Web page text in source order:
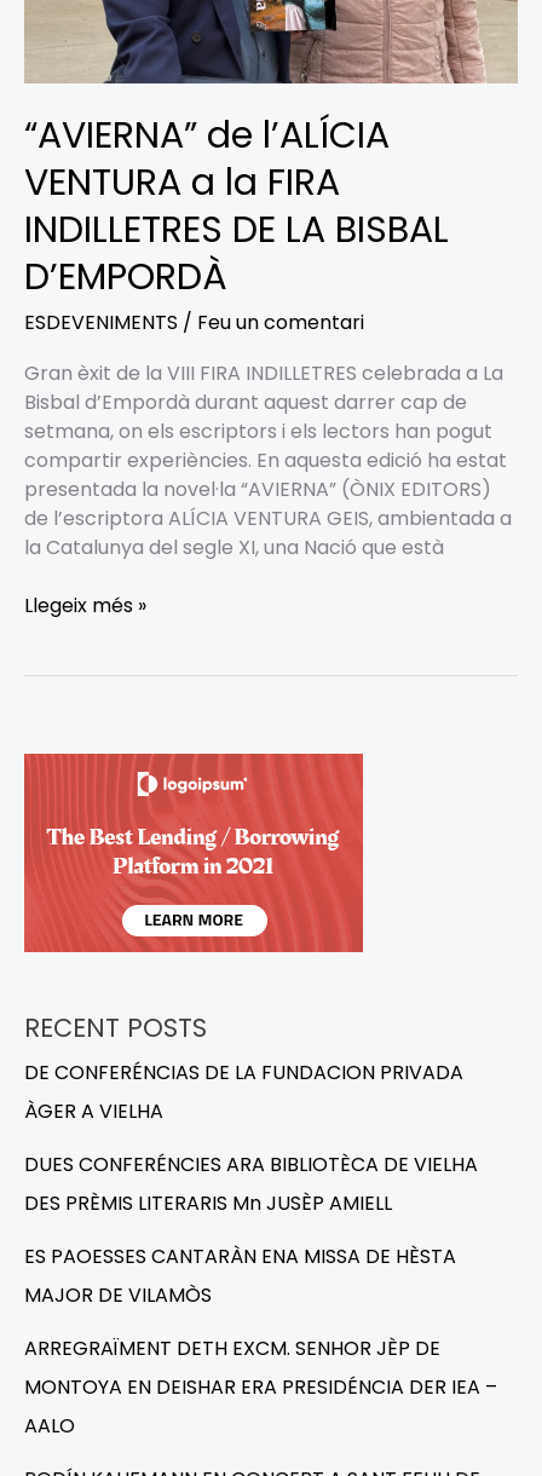
“AVIERNA” de l’ALÍCIA
VENTURA a la FIRA
INDILLETRES DE LA BISBAL
D’EMPORDÀ
ESDEVENIMENTS / Feu un comentari
Gran èxit de la VIII FIRA INDILLETRES celebrada a La
Bisbal d’Empordà durant aquest darrer cap de
setmana, on els escriptors i els lectors han pogut
compartir experiències. En aquesta edició ha estat
presentada la novel·la “AVIERNA” (ÒNIX EDITORS)
de l’escriptora ALÍCIA VENTURA GEIS, ambientada a
la Catalunya del segle XI, una Nació que està
BISBAL
D’EMPORDÀ
Llegeix més »
RECENT POSTS
DE CONFERÉNCIAS DE LA FUNDACION PRIVADA
ÀGER A VIELHA
DUES CONFERÉNCIES ARA BIBLIOTÈCA DE VIELHA
DES PRÈMIS LITERARIS Mn JUSÈP AMIELL
ES PAOESSES CANTARÀN ENA MISSA DE HÈSTA
MAJOR DE VILAMÒS
ARREGRAÏMENT DETH EXCM. SENHOR JÈP DE
MONTOYA EN DEISHAR ERA PRESIDÉNCIA DER IEA –
AALO